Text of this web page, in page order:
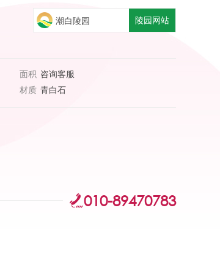
潮白陵园 陵园网站
面积 咨询客服
材质 青白石
010-89470783